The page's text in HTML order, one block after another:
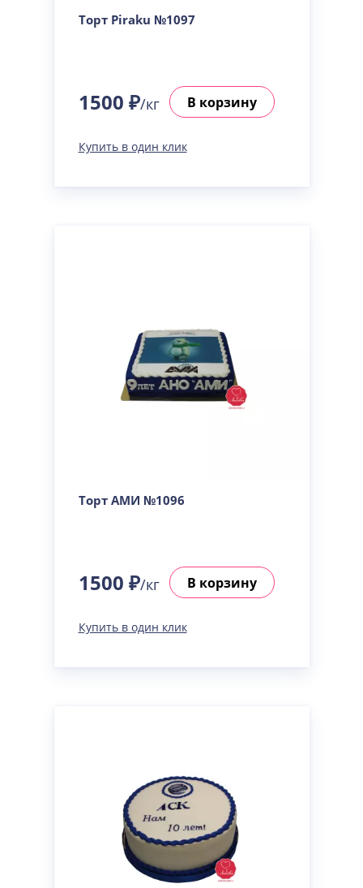
Торт Piraku №1097
1500 ₽/кг В корзину
Купить в один клик
Торт АМИ №1096
1500 ₽/кг В корзину
Купить в один клик